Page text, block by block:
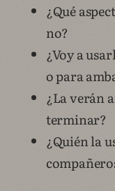
¿Qué
no?
¿Voy a
o para
¿La verán
terminar?
¿Quién la